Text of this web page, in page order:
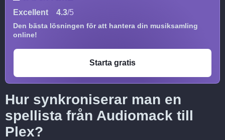
Excellent 4.3/5
Den bästa lösningen för att hantera din musiksamling
online!
Starta gratis
Hur synkroniserar man en
spellista från Audiomack till
Plex?